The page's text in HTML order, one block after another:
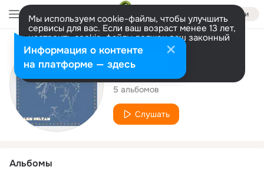
Войти
Мы используем cookie-файлы, чтобы улучшить
сервисы для вас. Если ваш возраст менее 13 лет,
настроить cookie-файлы должен ваш законный
представитель. Больше информации
Разрешить все Настроить
Исполнитель
Alen Sultan
5 альбомов
Слушать
Альбомы
Информация о контенте
на платформе — здесь